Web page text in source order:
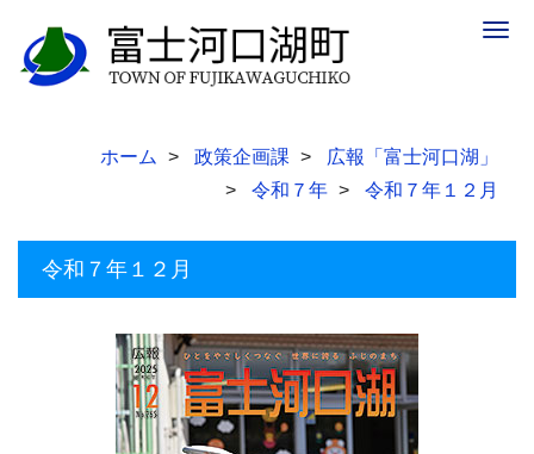
ホーム 政策企画課
広報「富士河口湖」
令和７年
令和７年１２月
令和７年１２月